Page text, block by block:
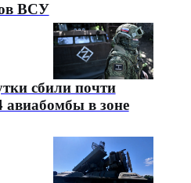
ВСУ
сбили почти
в зоне